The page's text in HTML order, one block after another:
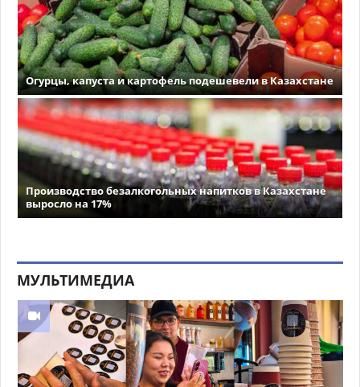
Огурцы, капуста и картофель подешевели в Казахстане
Производство безалкогольных напитков в Казахстане
выросло на 17%
МУЛЬТИМЕДИА